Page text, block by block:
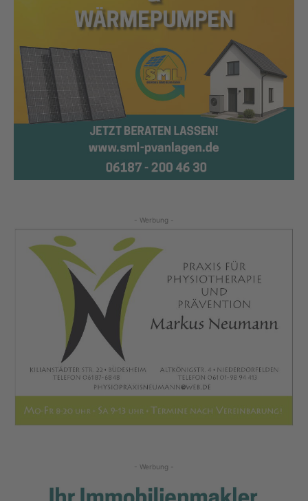
- Werbung -
- Werbung -